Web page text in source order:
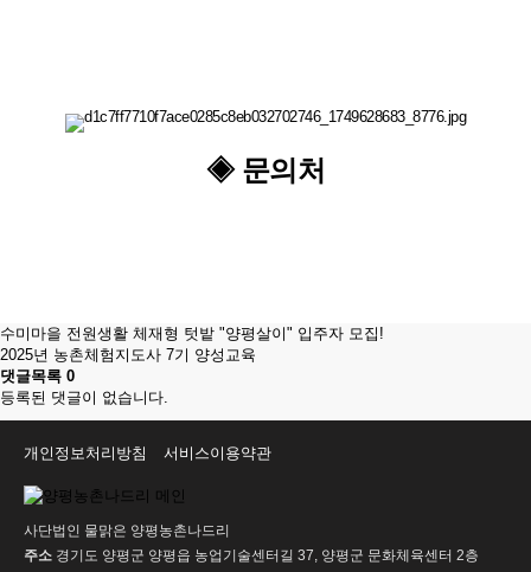
◈ 문의처
수미마을 전원생활 체재형 텃밭 "양평살이" 입주자 모집!
2025년 농촌체험지도사 7기 양성교육
댓글목록 0
등록된 댓글이 없습니다.
개인정보처리방침 서비스이용약관
사단법인 물맑은 양평농촌나드리
주소 경기도 양평군 양평읍 농업기술센터길 37, 양평군 문화체육센터 2층